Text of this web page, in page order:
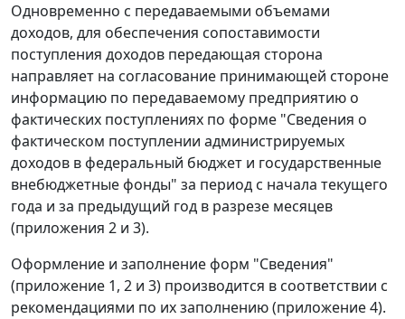
Одновременно с передаваемыми объемами
доходов, для обеспечения сопоставимости
поступления доходов передающая сторона
направляет на согласование принимающей стороне
информацию по передаваемому предприятию о
фактических поступлениях по форме "Сведения о
фактическом поступлении администрируемых
доходов в федеральный бюджет и государственные
внебюджетные фонды" за период с начала текущего
года и за предыдущий год в разрезе месяцев
(приложения 2 и 3).
Оформление и заполнение форм "Сведения"
(приложение 1, 2 и 3) производится в соответствии с
рекомендациями по их заполнению (приложение 4).